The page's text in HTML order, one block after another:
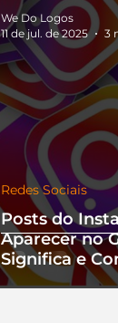
Posts do
Aparecer no
Significa e
Perfil
Redes Sociais
We Do Logos
11 de jul. de 2025
3